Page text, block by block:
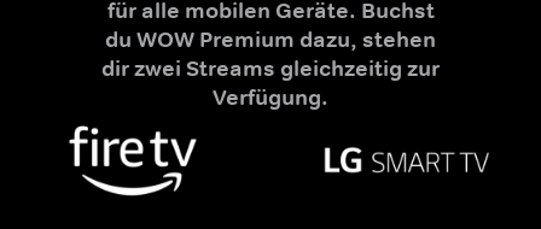
für alle mobilen Geräte. Buchst
du WOW Premium dazu, stehen
dir zwei Streams gleichzeitig zur
Verfügung.